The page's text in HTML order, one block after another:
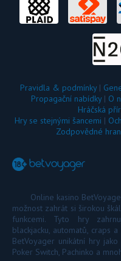
Pravidla & podmínky|
Propagační nabídky| O
Hráčská
Hry se stejnými šancemi |
Zodpovědné
Online kasino
možnost zahrát si širokou
funkcemi. Tyto hry
blackjacku, automatů, craps
BetVoyager unikátní hry
Poker Switch, Pachinko a